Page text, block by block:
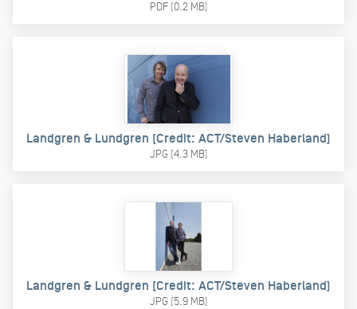
PDF (0.2 MB)
Landgren & Lundgren (Credit: ACT/Steven Haberland)
JPG (4.3 MB)
Landgren & Lundgren (Credit: ACT/Steven Haberland)
JPG (5.9 MB)